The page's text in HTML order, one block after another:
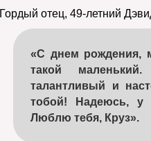
Гордый отец, 49-летний
«С днем рождения,
такой
талантливый и
тобой! Надеюсь, у
Люблю тебя, Круз».